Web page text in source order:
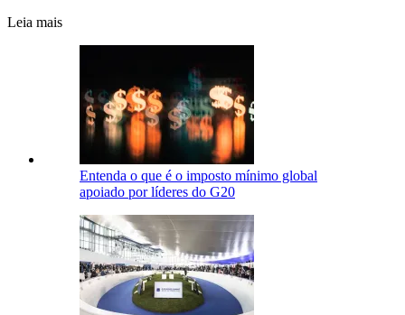
Leia mais
Entenda o que é o imposto mínimo global
apoiado por líderes do G20